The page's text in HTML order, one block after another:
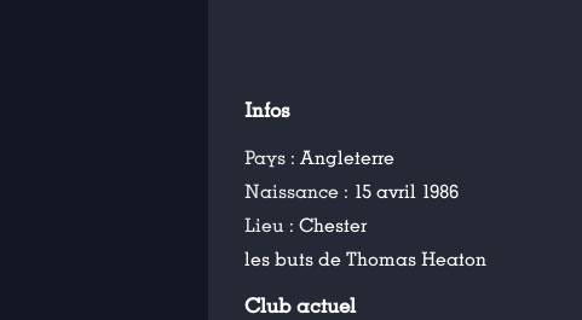
Infos
Pays : Angleterre
Naissance : 15 avril 1986
Lieu : Chester
les buts de Thomas Heaton
Club actuel